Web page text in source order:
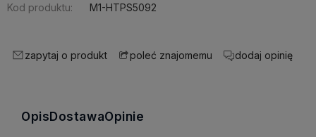
Kod produktu: M1-HTPS5092
zapytaj o produkt poleć znajomemu dodaj opinię
OpisDostawaOpinie